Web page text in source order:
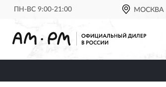
ПН-ВС 9:00-21:00 МОСКВА